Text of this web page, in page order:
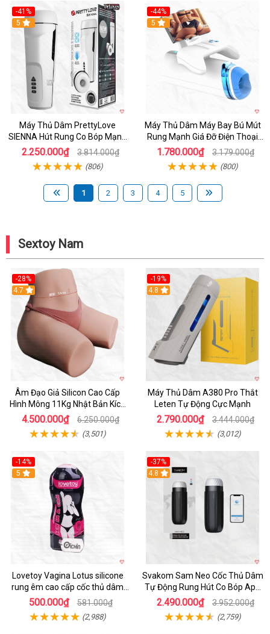
-41%
Hot
5
Máy Thủ Dâm PrettyLove
SIENNA Hút Rung Co Bóp Mạnh
Mẽ Nam
2.250.000₫ 3.814.000₫
(806)
-44%
Hot
5
Máy Thủ Dâm Máy Bay Bú Mút
Rung Mạnh Giá Đỡ Điện Thoại
Chính Hãng
1.780.000₫ 3.179.000₫
(800)
1 2 3 4 5
Sextoy Nam
-28%
4.7
Âm Đạo Giả Silicon Cao Cấp
Hình Mông 11Kg Nhật Bản Kích
Thước Như Thật
4.500.000₫ 6.250.000₫
(3,501)
-19%
Hot
4.8
Máy Thủ Dâm A380 Pro Thắt
Leten Tự Động Cực Mạnh
2.790.000₫ 3.444.000₫
(3,012)
-14%
Hot
5
Lovetoy Vagina Lotus silicone
rung êm cao cấp cốc thủ dâm
nam
500.000₫ 581.000₫
(2,988)
-37%
4.8
Svakom Sam Neo Cốc Thủ Dâm
Tự Động Rung Hút Co Bóp App
Điều Khiển
2.490.000₫ 3.952.000₫
(2,759)